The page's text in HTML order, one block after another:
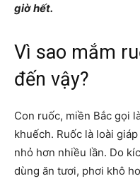
giờ hết.
Vì sao mắm
đến vậy?
Con ruốc, miền Bắc gọi
khuếch. Ruốc là loài
nhỏ hơn nhiều lần. Do
dùng ăn tươi, phơi khô